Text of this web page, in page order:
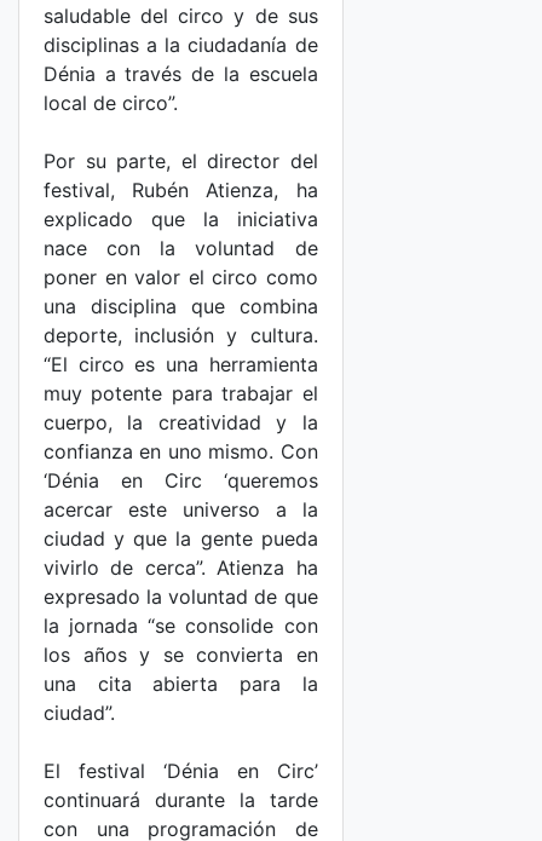
saludable del circo y de sus
disciplinas a la ciudadanía de
Dénia a través de la escuela
local de circo”.
Por su parte, el director del
festival, Rubén Atienza, ha
explicado que la iniciativa
nace con la voluntad de
poner en valor el circo como
una disciplina que combina
deporte, inclusión y cultura.
“El circo es una herramienta
muy potente para trabajar el
cuerpo, la creatividad y la
confianza en uno mismo. Con
‘Dénia en Circ ‘queremos
acercar este universo a la
ciudad y que la gente pueda
vivirlo de cerca”. Atienza ha
expresado la voluntad de que
la jornada “se consolide con
los años y se convierta en
una cita abierta para la
ciudad”.
El festival ‘Dénia en Circ’
continuará durante la tarde
con una programación de